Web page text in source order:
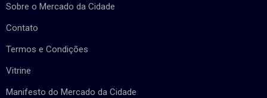
Sobre o Mercado da Cidade
Contato
Termos e Condições
Vitrine
Manifesto do Mercado da Cidade